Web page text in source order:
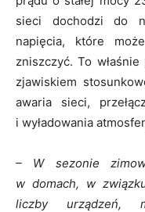
sieci dochodzi do
napięcia, które
zniszczyć. To
zjawiskiem
awaria sieci,
i wyładowania
– W sezonie
w domach, w
liczby urządzeń,